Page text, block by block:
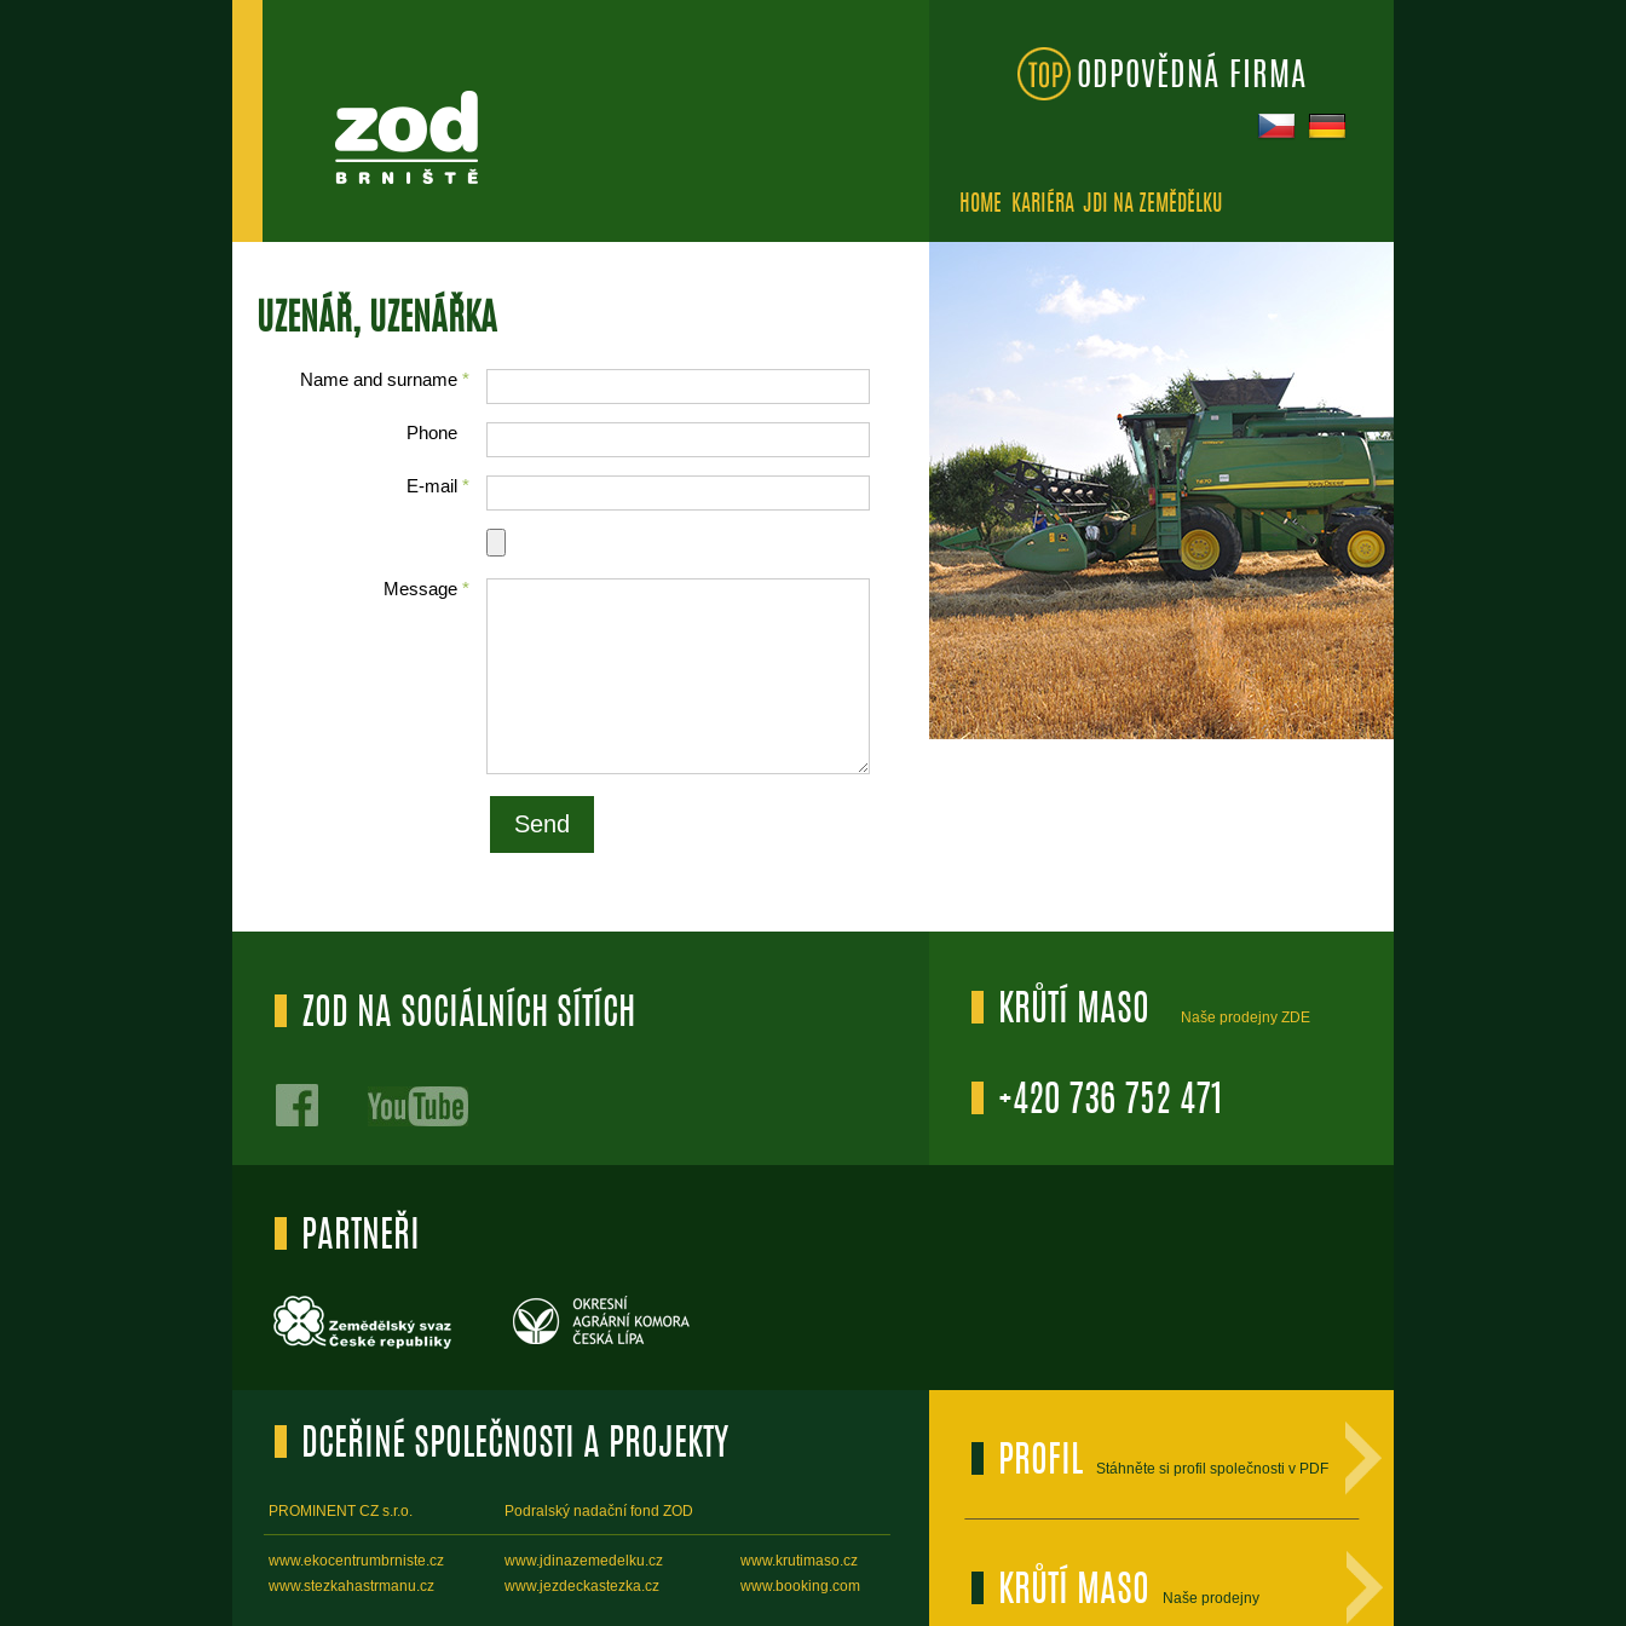
ODPOVĚDNÁ FIRMA
HOME KARIÉRA JDI NA ZEMĚDĚLKU
CS DE
UZENÁŘ, UZENÁŘKA
Name and surname *
Phone
E-mail *
Message *
ZOD NA SOCIÁLNÍCH SÍTÍCH KRŮTÍ MASO Naše prodejny ZDE
+420 736 752 471
PARTNEŘI
DCEŘINÉ SPOLEČNOSTI A PROJEKTY
PROMINENT CZ s.r.o. Podralský nadační fond ZOD
www.ekocentrumbrniste.cz
www.stezkahastrmanu.cz
www.jdinazemedelku.cz
www.jezdeckastezka.cz
www.krutimaso.cz
www.booking.com
PROFIL Stáhněte si profil společnosti v PDF
KRŮTÍ MASO Naše prodejny